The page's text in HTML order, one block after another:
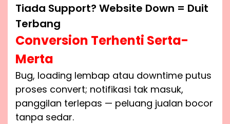
Tiada Support? Website Down = Duit
Terbang
Conversion Terhenti Serta-
Merta
Bug, loading lembap atau downtime putus
proses convert; notifikasi tak masuk,
panggilan terlepas — peluang jualan bocor
tanpa sedar.